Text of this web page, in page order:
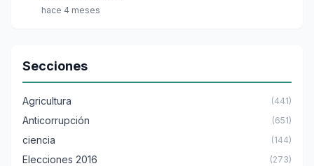
hace 4 meses
Secciones
Agricultura (441)
Anticorrupción (651)
ciencia (144)
Elecciones 2016 (273)